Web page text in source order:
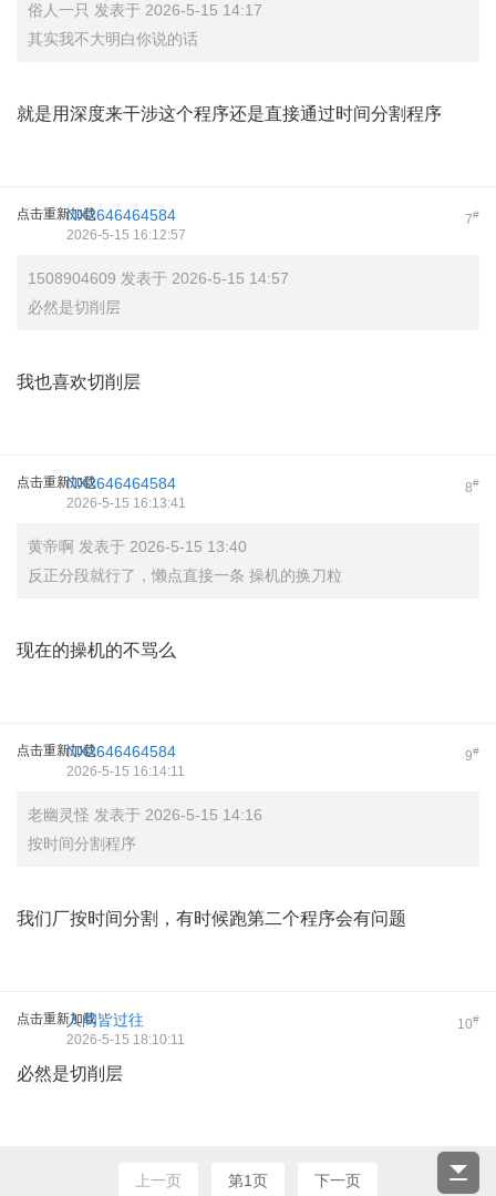
俗人一只 发表于 2026-5-15 14:17
其实我不大明白你说的话
就是用深度来干涉这个程序还是直接通过时间分割程序
点击重新加载 7#
NX2646464584
2026-5-15 16:12:57
1508904609 发表于 2026-5-15 14:57
必然是切削层
我也喜欢切削层
点击重新加载 8#
NX2646464584
2026-5-15 16:13:41
黄帝啊 发表于 2026-5-15 13:40
反正分段就行了，懒点直接一条 操机的换刀粒
现在的操机的不骂么
点击重新加载 9#
NX2646464584
2026-5-15 16:14:11
老幽灵怪 发表于 2026-5-15 14:16
按时间分割程序
我们厂按时间分割，有时候跑第二个程序会有问题
点击重新加载 10#
人间皆过往
2026-5-15 18:10:11
必然是切削层
上一页 第1页 下一页